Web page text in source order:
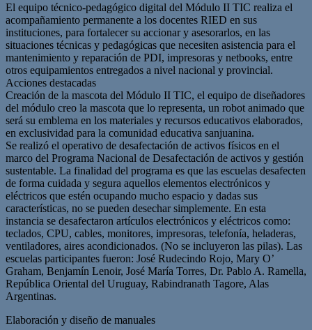
El equipo técnico-pedagógico digital del Módulo II TIC realiza el
acompañamiento permanente a los docentes RIED en sus
instituciones, para fortalecer su accionar y asesorarlos, en las
situaciones técnicas y pedagógicas que necesiten asistencia para el
mantenimiento y reparación de PDI, impresoras y netbooks, entre
otros equipamientos entregados a nivel nacional y provincial.
Acciones destacadas
Creación de la mascota del Módulo II TIC, el equipo de diseñadores
del módulo creo la mascota que lo representa, un robot animado que
será su emblema en los materiales y recursos educativos elaborados,
en exclusividad para la comunidad educativa sanjuanina.
Se realizó el operativo de desafectación de activos físicos en el
marco del Programa Nacional de Desafectación de activos y gestión
sustentable. La finalidad del programa es que las escuelas desafecten
de forma cuidada y segura aquellos elementos electrónicos y
eléctricos que estén ocupando mucho espacio y dadas sus
características, no se pueden desechar simplemente. En esta
instancia se desafectaron artículos electrónicos y eléctricos como:
teclados, CPU, cables, monitores, impresoras, telefonía, heladeras,
ventiladores, aires acondicionados. (No se incluyeron las pilas). Las
escuelas participantes fueron: José Rudecindo Rojo, Mary O’
Graham, Benjamín Lenoir, José María Torres, Dr. Pablo A. Ramella,
República Oriental del Uruguay, Rabindranath Tagore, Alas
Argentinas.
Elaboración y diseño de manuales